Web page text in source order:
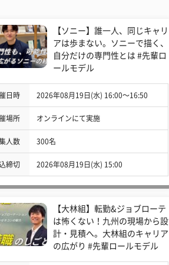
【ソニー】誰一人、同じキャリ
アは歩まない。ソニーで描く、
自分だけの専門性とは #先輩ロ
ールモデル
日時 2026年08月19日(水) 16:00〜16:50
場所 オンラインにて実施
人数 300名
締切 2026年08月19日(水) 15:00
【大林組】転勤&ジョブローテ
は怖くない！九州の現場から設
計・見積へ。大林組のキャリア
の広がり #先輩ロールモデル